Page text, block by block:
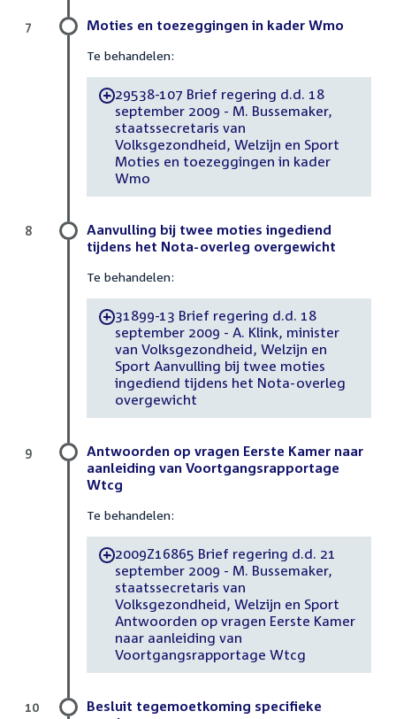
Moties en toezeggingen in kader Wmo
Te behandelen:
-29538-107 Brief regering d.d. 18
september 2009 - M. Bussemaker,
staatssecretaris van
Volksgezondheid, Welzijn en Sport
Moties en toezeggingen in kader
Wmo
7
Aanvulling bij twee moties ingediend
tijdens het Nota-overleg overgewicht
Te behandelen:
-31899-13 Brief regering d.d. 18
september 2009 - A. Klink, minister
van Volksgezondheid, Welzijn en
Sport Aanvulling bij twee moties
ingediend tijdens het Nota-overleg
overgewicht
8
Antwoorden op vragen Eerste Kamer naar
aanleiding van Voortgangsrapportage
Wtcg
Te behandelen:
-2009Z16865 Brief regering d.d. 21
september 2009 - M. Bussemaker,
staatssecretaris van
Volksgezondheid, Welzijn en Sport
Antwoorden op vragen Eerste Kamer
naar aanleiding van
Voortgangsrapportage Wtcg
9
Besluit tegemoetkoming specifieke
10